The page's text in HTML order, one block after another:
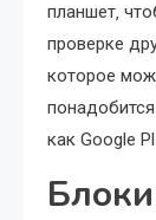
планшет‚
проверке
которое
как Google